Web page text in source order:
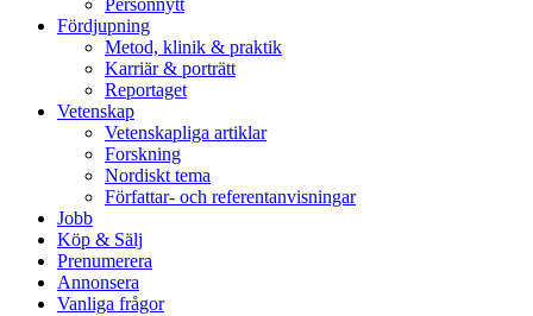
Personnytt
Fördjupning
Metod, klinik & praktik
Karriär & porträtt
Reportaget
Vetenskap
Vetenskapliga artiklar
Forskning
Nordiskt tema
Författar- och referentanvisningar
Jobb
Köp & Sälj
Prenumerera
Annonsera
Vanliga frågor